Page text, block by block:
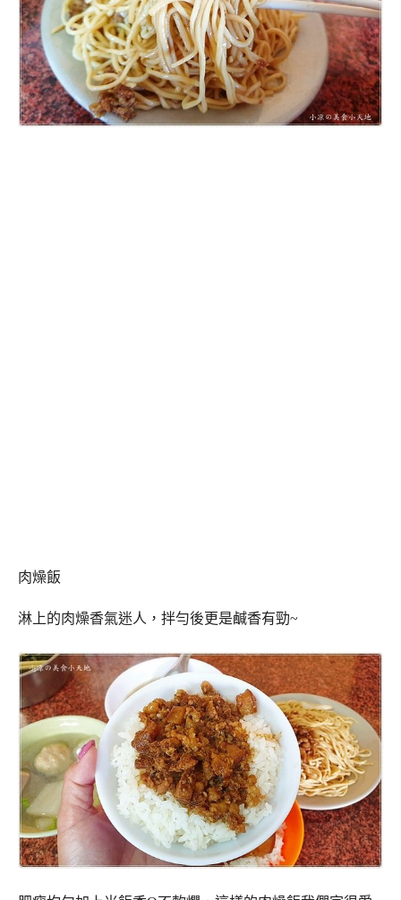
肉燥飯
淋上的肉燥香氣迷人，拌勻後更是鹹香有勁~